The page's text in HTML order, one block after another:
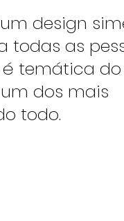
design
todas as
é temática do
dos mais
todo.